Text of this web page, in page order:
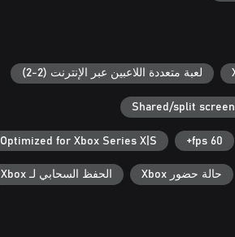
لعبة متعددة اللاعبين عبر الإنترنت (2-2)
Shared/split screen
60 fps+
Optimized for Xbox Series X|S
حالة حضور Xbox الحفظ السحابي لـ Xbox